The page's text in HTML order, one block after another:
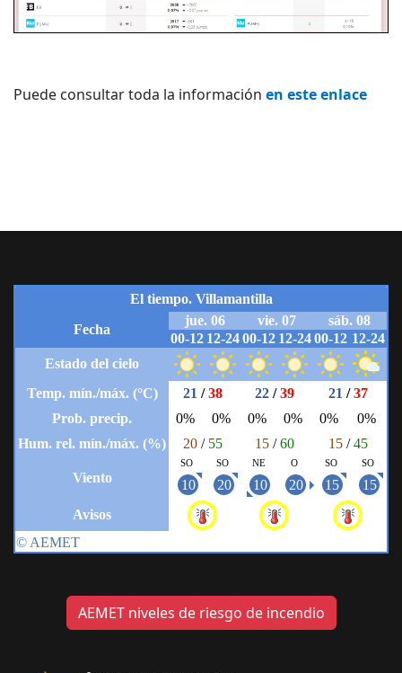
Puede consultar toda la información en este enlace
AEMET niveles de riesgo de incendio